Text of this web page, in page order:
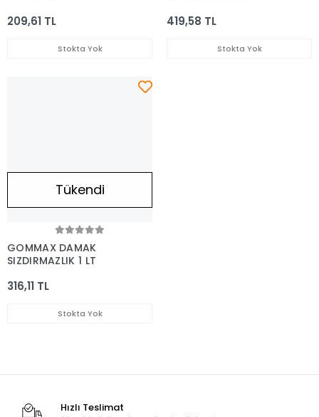
209,61 TL
Stokta Yok
419,58 TL
Stokta Yok
Tükendi
GOMMAX DAMAK
SIZDIRMAZLIK 1 LT
316,11 TL
Stokta Yok
Hızlı Teslimat